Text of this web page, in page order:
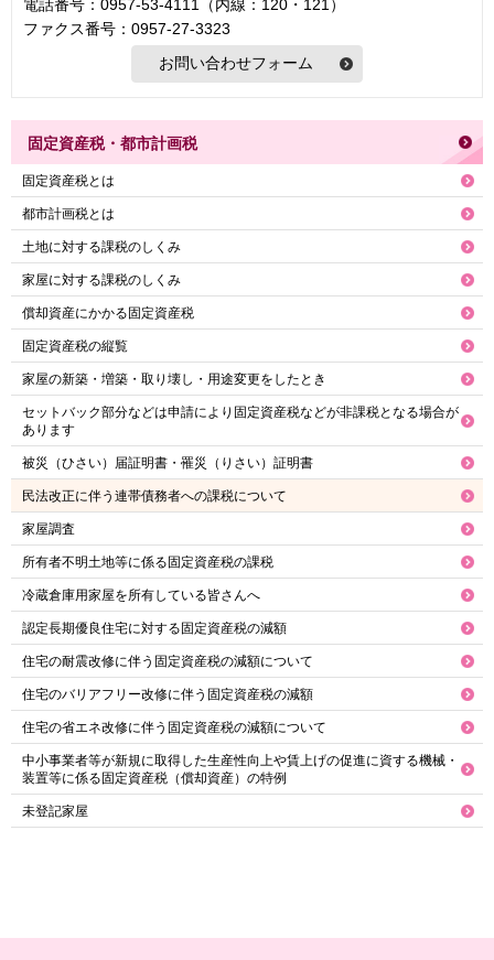
電話番号：0957-53-4111（内線：120・121）
ファクス番号：0957-27-3323
固定資産税・都市計画税
固定資産税とは
都市計画税とは
土地に対する課税のしくみ
家屋に対する課税のしくみ
償却資産にかかる固定資産税
固定資産税の縦覧
家屋の新築・増築・取り壊し・用途変更をしたとき
セットバック部分などは申請により固定資産税などが非課税となる場合が
あります
被災（ひさい）届証明書・罹災（りさい）証明書
民法改正に伴う連帯債務者への課税について
家屋調査
所有者不明土地等に係る固定資産税の課税
冷蔵倉庫用家屋を所有している皆さんへ
認定長期優良住宅に対する固定資産税の減額
住宅の耐震改修に伴う固定資産税の減額について
住宅のバリアフリー改修に伴う固定資産税の減額
住宅の省エネ改修に伴う固定資産税の減額について
中小事業者等が新規に取得した生産性向上や賃上げの促進に資する機械・
装置等に係る固定資産税（償却資産）の特例
未登記家屋